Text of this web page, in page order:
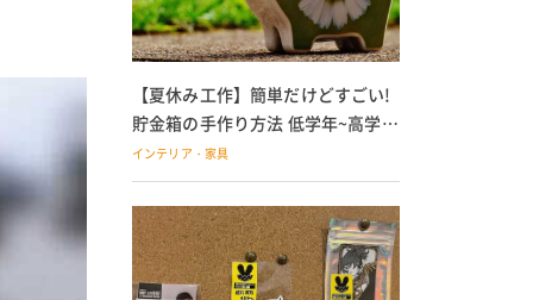
【夏休み工作】簡単だけどすごい!
貯金箱の手作り方法 低学年~高学年
の子どもにも
インテリア・家具